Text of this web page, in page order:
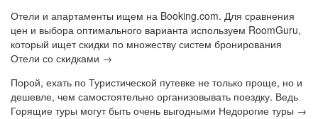
Отели и апартаменты ищем на Booking.com. Для сравнения
цен и выбора оптимального варианта используем RoomGuru,
который ищет скидки по множеству систем бронирования
Отели со скидками →
Порой, ехать по Туристической путевке не только проще, но и
дешевле, чем самостоятельно организовывать поездку. Ведь
Горящие туры могут быть очень выгодными Недорогие туры →